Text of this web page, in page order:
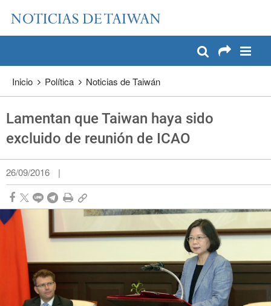
Pase a contenido principal
Inicio Política Noticias de Taiwán
Lamentan que Taiwan haya sido
excluido de reunión de ICAO
26/09/2016 |